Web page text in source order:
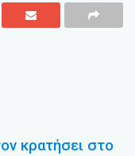
κρατήσει στο